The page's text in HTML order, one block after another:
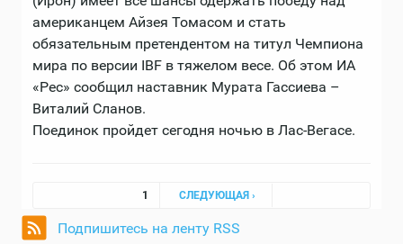
американцем Айзея Томасом и стать
обязательным претендентом на титул Чемпиона
мира по версии IBF в тяжелом весе. Об этом ИА
«Рес» сообщил наставник Мурата Гассиева –
Виталий Сланов.
Поединок пройдет сегодня ночью в Лас-Вегасе.
Страницы
1 СЛЕДУЮЩАЯ ›
Подпишитесь на ленту RSS